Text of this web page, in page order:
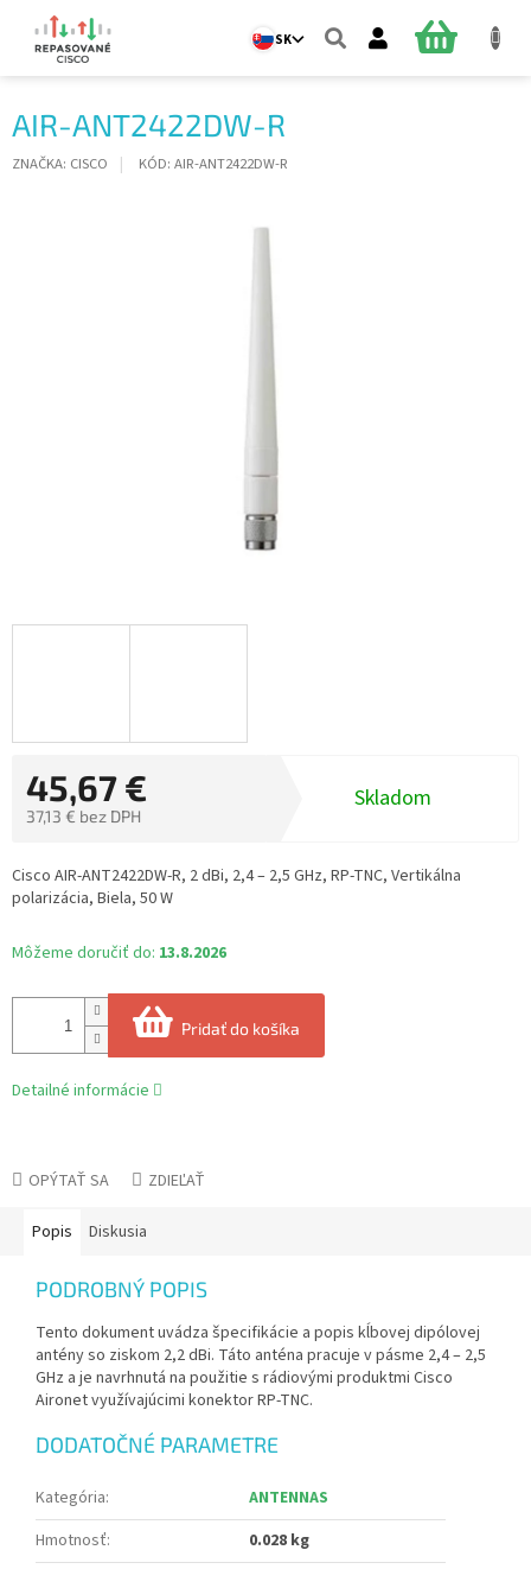
obsah
SK
AIR-ANT2422DW-R
ZNAČKA: CISCO KÓD: AIR-ANT2422DW-R
45,67 €
37,13 € bez DPH
cena:
Skladom
Môžeme doručiť do: 13.8.2026
Pridať do košíka
Cisco AIR-ANT2422DW-R, 2 dBi, 2,4 – 2,5 GHz, RP-TNC, Vertikálna
polarizácia, Biela, 50 W
Detailné informácie
OPÝTAŤ SA ZDIEĽAŤ
Popis Diskusia
PODROBNÝ POPIS
Tento dokument uvádza špecifikácie a popis kĺbovej dipólovej
antény so ziskom 2,2 dBi. Táto anténa pracuje v pásme 2,4 – 2,5
GHz a je navrhnutá na použitie s rádiovými produktmi Cisco
Aironet využívajúcimi konektor RP-TNC.
DODATOČNÉ PARAMETRE
Kategória:
ANTENNAS
Hmotnosť:
0.028 kg